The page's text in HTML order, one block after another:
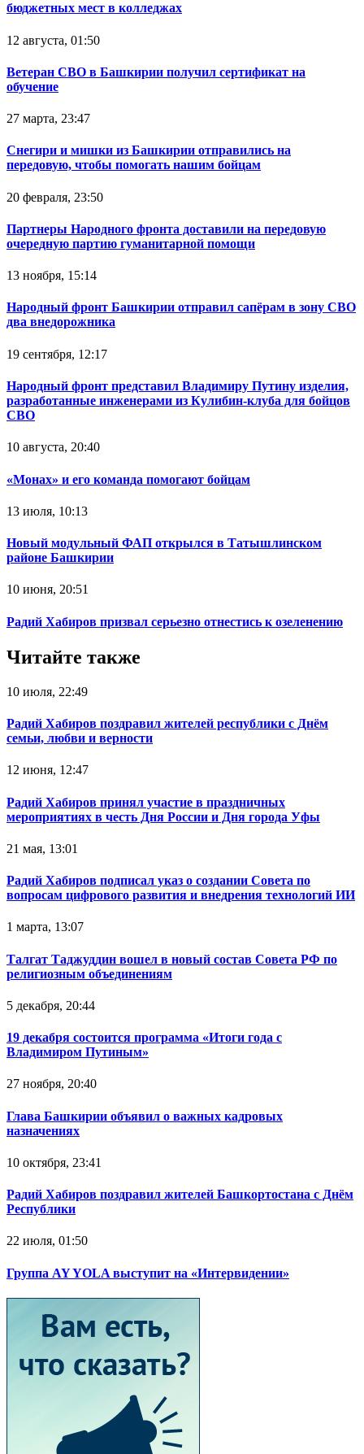
бюджетных мест в колледжах
12 августа, 01:50
Ветеран СВО в Башкирии получил сертификат на
обучение
27 марта, 23:47
Снегири и мишки из Башкирии отправились на
передовую, чтобы помогать нашим бойцам
20 февраля, 23:50
Партнеры Народного фронта доставили на передовую
очередную партию гуманитарной помощи
13 ноября, 15:14
Народный фронт Башкирии отправил сапёрам в зону СВО
два внедорожника
19 сентября, 12:17
Народный фронт представил Владимиру Путину изделия,
разработанные инженерами из Кулибин-клуба для бойцов
СВО
10 августа, 20:40
«Монах» и его команда помогают бойцам
13 июля, 10:13
Новый модульный ФАП открылся в Татышлинском
районе Башкирии
10 июня, 20:51
Радий Хабиров призвал серьезно отнестись к озеленению
Читайте также
10 июля, 22:49
Радий Хабиров поздравил жителей республики с Днём
семьи, любви и верности
12 июня, 12:47
Радий Хабиров принял участие в праздничных
мероприятиях в честь Дня России и Дня города Уфы
21 мая, 13:01
Радий Хабиров подписал указ о создании Совета по
вопросам цифрового развития и внедрения технологий ИИ
1 марта, 13:07
Талгат Таджуддин вошел в новый состав Совета РФ по
религиозным объединениям
5 декабря, 20:44
19 декабря состоится программа «Итоги года с
Владимиром Путиным»
27 ноября, 20:40
Глава Башкирии объявил о важных кадровых
назначениях
10 октября, 23:41
Радий Хабиров поздравил жителей Башкортостана с Днём
Республики
22 июля, 01:50
Группа AY YOLA выступит на «Интервидении»